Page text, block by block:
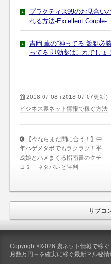
プラクティス99のお見合い
れる方法-Excellent
吉岡 薫の”神ってる”競艇
ってる”即効薬はこれでし
2018-07-08（2018-07-07更新）
ビジネス裏ネット情報で稼ぐ方法
【今ならまだ間に合う！】中
年ハゲメタボでもラクラク！平
成娘とハメまくる指南書のクチ
コミ ネタバレと評判
サブコ
Copyright ©2026 裏ネット情報で稼
月数万円～を確実に稼ぐ最新マル秘